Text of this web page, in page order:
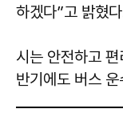
하겠다”고 밝혔
시는 안전하고
반기에도 버스